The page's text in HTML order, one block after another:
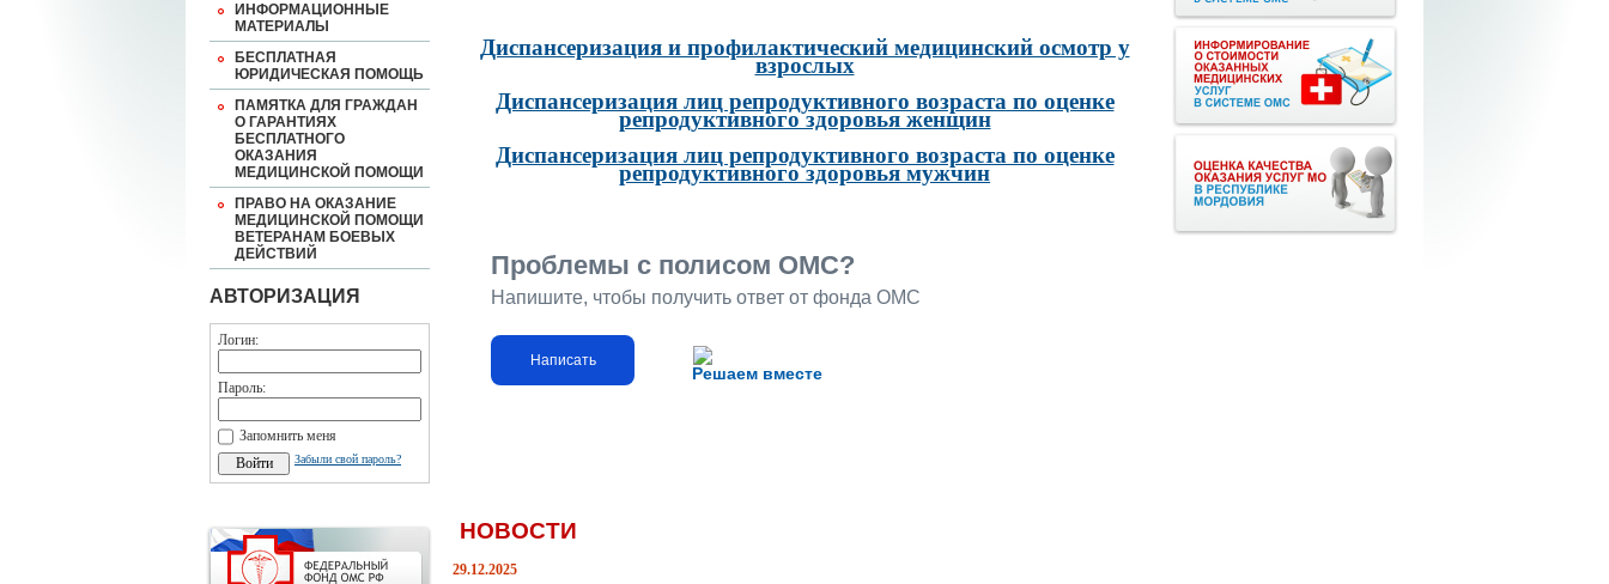
ИНФОРМАЦИОННЫЕ
МАТЕРИАЛЫ
БЕСПЛАТНАЯ
ЮРИДИЧЕСКАЯ ПОМОЩЬ
ПАМЯТКА ДЛЯ ГРАЖДАН
О ГАРАНТИЯХ
БЕСПЛАТНОГО
ОКАЗАНИЯ
МЕДИЦИНСКОЙ ПОМОЩИ
ПРАВО НА ОКАЗАНИЕ
МЕДИЦИНСКОЙ ПОМОЩИ
ВЕТЕРАНАМ БОЕВЫХ
ДЕЙСТВИЙ
АВТОРИЗАЦИЯ
Логин:
Пароль:
Запомнить меня
Забыли свой пароль?
Диспансеризация и профилактический медицинский осмотр у
взрослых
Диспансеризация лиц репродуктивного возраста по оценке
репродуктивного здоровья женщин
Диспансеризация лиц репродуктивного возраста по оценке
репродуктивного здоровья мужчин
Решаем вместе
Проблемы с полисом ОМС?
Напишите, чтобы получить ответ от фонда ОМС
Написать
НОВОСТИ
29.12.2025